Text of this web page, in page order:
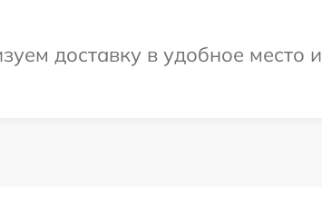
доставку в удобное место и